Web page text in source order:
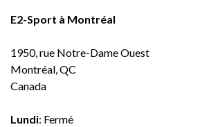
E2-Sport à Montréal
1950, rue Notre-Dame Ouest
Montréal, QC
Canada
Lundi: Fermé